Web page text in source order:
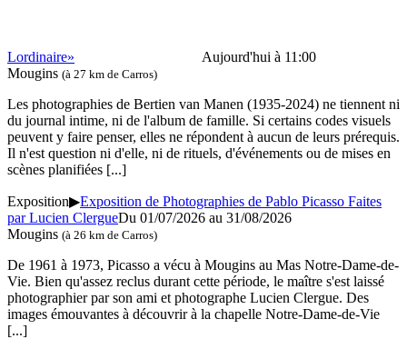
Lordinaire»
Aujourd'hui à 11:00
Mougins (à 27 km de Carros)
Les photographies de Bertien van Manen (1935-2024) ne tiennent ni
du journal intime, ni de l'album de famille. Si certains codes visuels
peuvent y faire penser, elles ne répondent à aucun de leurs prérequis.
Il n'est question ni d'elle, ni de rituels, d'événements ou de mises en
scènes planifiées [...]
Exposition▶Exposition de Photographies de Pablo Picasso Faites
par Lucien ClergueDu 01/07/2026 au 31/08/2026
Mougins (à 26 km de Carros)
De 1961 à 1973, Picasso a vécu à Mougins au Mas Notre-Dame-de-
Vie. Bien qu'assez reclus durant cette période, le maître s'est laissé
photographier par son ami et photographe Lucien Clergue. Des
images émouvantes à découvrir à la chapelle Notre-Dame-de-Vie
[...]